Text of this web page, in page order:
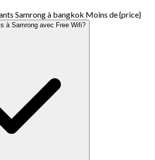
Samrong à bangkok Moins de {price}
à Samrong avec Free Wifi?